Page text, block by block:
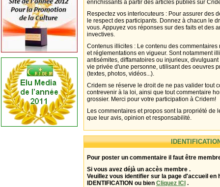
enrichissants à partir des articles publiés sur
Respectez vos interlocuteurs : Pour assurer des
le respect des participants. Donnez à chacun le
vous. Appuyez vos réponses sur des faits et des
invectives.
Contenus illicites : Le contenu des
et réglementations en vigueur. Sont notamment
antisémites, diffamatoires ou injurieux,
vie privée d'une personne, utilisant des oeuvres
(textes, photos, vidéos...).
Cridem se réserve le droit de ne pas valider tout
contrevenir à la loi, ainsi que tout commentaire
grossier. Merci pour votre participation à Cridem!
Les commentaires et propos sont la propriété de
que leur avis, opinion et responsabilité.
Pour poster un commentaire il faut être
Si vous avez déjà un accès membre .
Veuillez vous identifier sur la page d'accueil en
IDENTIFICATION ou bien Cliquez ICI .